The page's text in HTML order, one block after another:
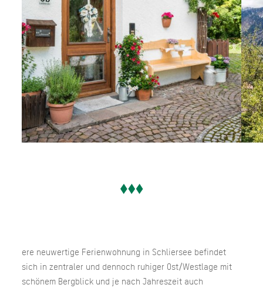
ere neuwertige Ferienwohnung in Schliersee befindet
sich in zentraler und dennoch ruhiger Ost/Westlage mit
schönem Bergblick und je nach Jahreszeit auch